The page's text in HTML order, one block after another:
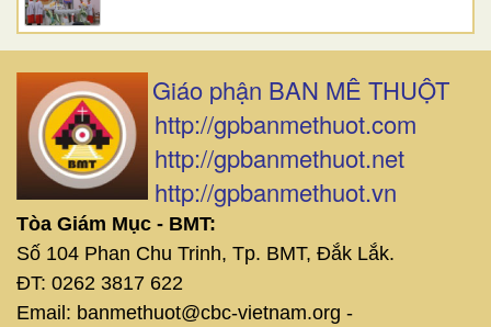
Giáo phận BAN MÊ THUỘT
http://gpbanmethuot.com
http://gpbanmethuot.net
http://gpbanmethuot.vn
Tòa Giám Mục - BMT:
Số 104 Phan Chu Trinh, Tp. BMT, Đắk Lắk.
ĐT: 0262 3817 622
Email: banmethuot@cbc-vietnam.org -